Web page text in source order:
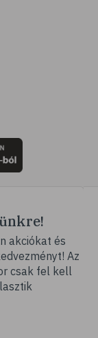
akciókat és
Az
csak fel kell